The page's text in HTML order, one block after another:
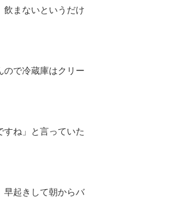
まないというだけ
で冷蔵庫はクリー
ね」と言っていた
早起きして朝からバ